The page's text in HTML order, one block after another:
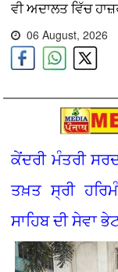
ਵੀ ਅਦਾਲਤ ਵਿੱਚ
06 August, 2026
ਕੇਂਦਰੀ ਮੰਤਰੀ
ਤਖ਼ਤ ਸ੍ਰੀ
ਸਾਹਿਬ ਦੀ ਸੇਵਾ